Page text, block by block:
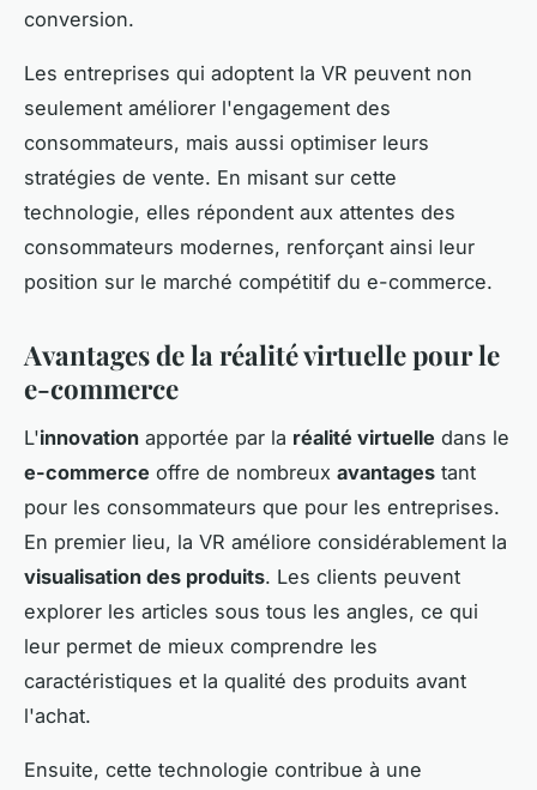
conversion.
Les entreprises qui adoptent la VR peuvent non
seulement améliorer l'engagement des
consommateurs, mais aussi optimiser leurs
stratégies de vente. En misant sur cette
technologie, elles répondent aux attentes des
consommateurs modernes, renforçant ainsi leur
position sur le marché compétitif du e-commerce.
Avantages de la réalité virtuelle pour le
e-commerce
L'innovation apportée par la réalité virtuelle dans le
e-commerce offre de nombreux avantages tant
pour les consommateurs que pour les entreprises.
En premier lieu, la VR améliore considérablement la
visualisation des produits. Les clients peuvent
explorer les articles sous tous les angles, ce qui
leur permet de mieux comprendre les
caractéristiques et la qualité des produits avant
l'achat.
Ensuite, cette technologie contribue à une